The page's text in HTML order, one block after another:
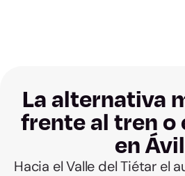
La alternativa
frente al tren o
en
Hacia el Valle del Tiétar el